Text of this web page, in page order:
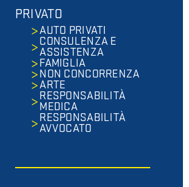
PRIVATO
AUTO PRIVATI
CONSULENZA E
ASSISTENZA
FAMIGLIA
NON CONCORRENZA
ARTE
RESPONSABILITÀ
MEDICA
RESPONSABILITÀ
AVVOCATO